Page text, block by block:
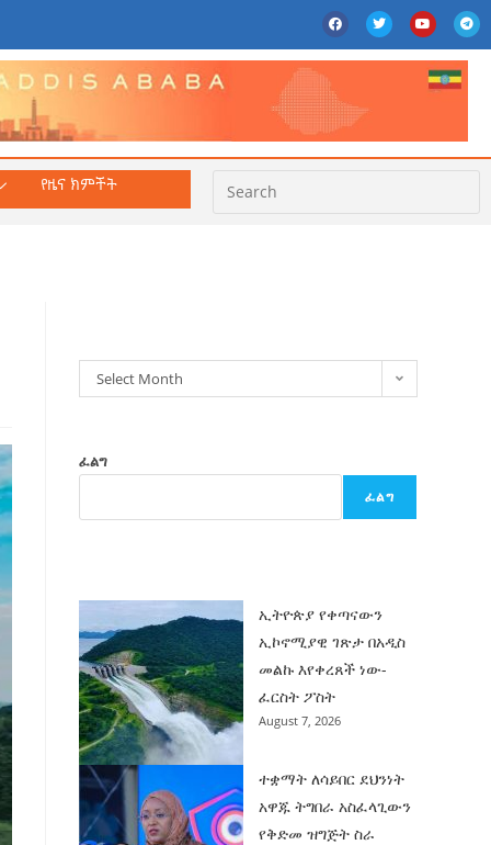
የዜና ክምችት
Select Month
ፈልግ
ፈልግ
ኢትዮጵያ የቀጣናውን
ኢኮኖሚያዊ ገጽታ በአዲስ
መልኩ እየቀረጸች ነው-
ፈርስት ፖስት
August 7, 2026
ተቋማት ለሳይበር ደህንነት
አዋጁ ትግበራ አስፈላጊውን
የቅድመ ዝግጅት ስራ